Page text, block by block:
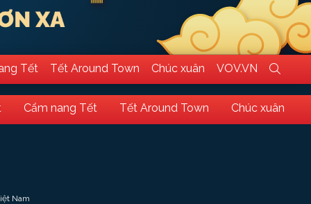
Tết Tết Around Town Chúc xuân VOV.VN
Cẩm nang Tết Tết Around Town Chúc xuân
Nam